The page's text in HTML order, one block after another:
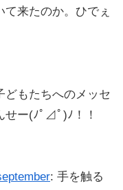
来たのか。ひでぇ
どもたちへのメッセ
せー(ﾉﾟ⊿ﾟ)ﾉ！！
: 手を触る